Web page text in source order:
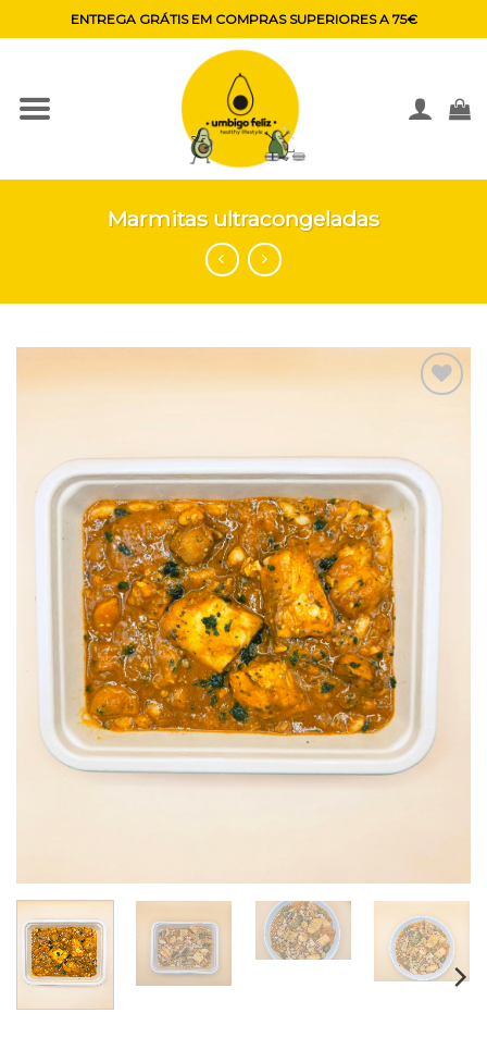
to
ENTREGA GRÁTIS EM COMPRAS SUPERIORES A 75€
Marmitas ultracongeladas
favoritos